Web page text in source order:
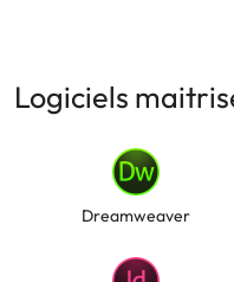
Logiciels
Dreamweaver